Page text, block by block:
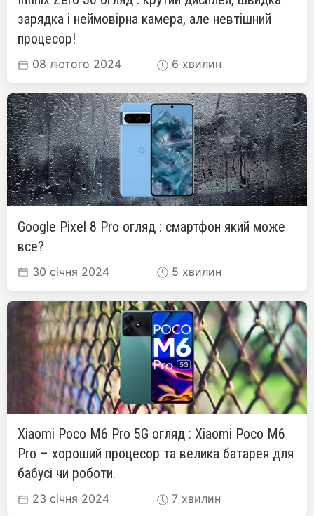
зарядка і неймовірна камера, але невтішний
процесор!
08 лютого 2024 6 хвилин
Google Pixel 8 Pro огляд : смартфон який може
все?
30 січня 2024 5 хвилин
Xiaomi Poco M6 Pro 5G огляд : Xiaomi Poco M6
Pro – хороший процесор та велика батарея для
бабусі чи роботи.
23 січня 2024 7 хвилин